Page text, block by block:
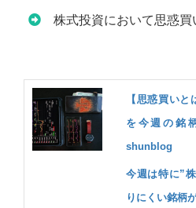
株式投資において思惑買
【思惑買い
を今週の銘
shunblog
今週は特に”
りにくい銘柄